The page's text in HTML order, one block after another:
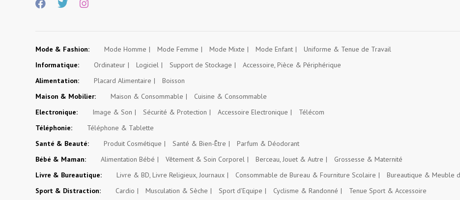
Mode & Fashion: Mode Homme Mode Femme Mode Mixte Mode Enfant
Uniforme & Tenue de Travail
Informatique:
Ordinateur Logiciel Support de Stockage
Accessoire, Pièce & Périphérique
Alimentation:
Placard Alimentaire
Boisson
Maison & Mobilier:
Maison & Consommable
Cuisine & Consommable
Electronique:
Image & Son Sécurité & Protection Accessoire Electronique
Télécom
Téléphonie:
Téléphone & Tablette
Santé & Beauté:
Produit Cosmétique Santé & Bien-Être
Parfum & Déodorant
Bébé & Maman:
Alimentation Bébé Vêtement & Soin Corporel Berceau, Jouet & Autre
Grossesse & Maternité
Livre & Bureautique:
Livre & BD, Livre Religieux, Journaux Consommable de Bureau & Fourniture Scolaire
Bureautique & Meuble
Sport & Distraction:
Cardio Musculation & Sèche Sport d'Equipe Cyclisme & Randonné Tenue Sport & Accessoire